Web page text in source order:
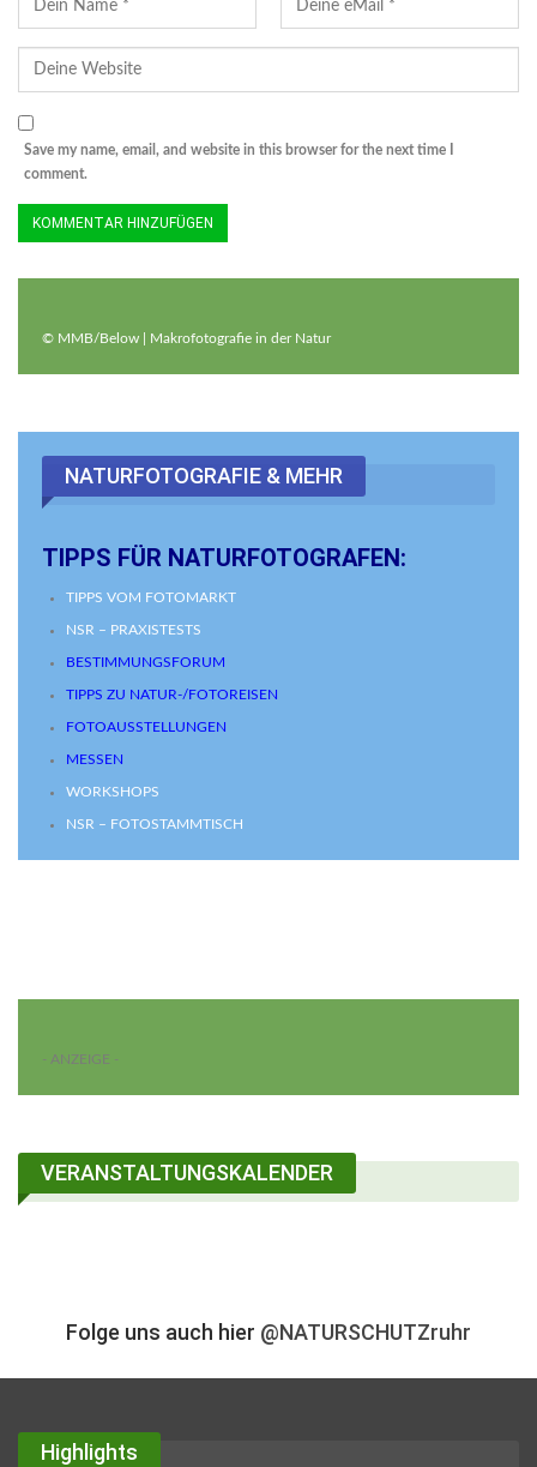
Save my name, email, and website in this browser for the next time I
comment.
© MMB/Below | Makrofotografie in der Natur
NATURFOTOGRAFIE & MEHR
TIPPS FÜR NATURFOTOGRAFEN:
TIPPS VOM FOTOMARKT
NSR – PRAXISTESTS
BESTIMMUNGSFORUM
TIPPS ZU NATUR-/FOTOREISEN
FOTOAUSSTELLUNGEN
MESSEN
WORKSHOPS
NSR – FOTOSTAMMTISCH
- ANZEIGE -
VERANSTALTUNGSKALENDER
Folge uns auch hier @NATURSCHUTZruhr
Highlights